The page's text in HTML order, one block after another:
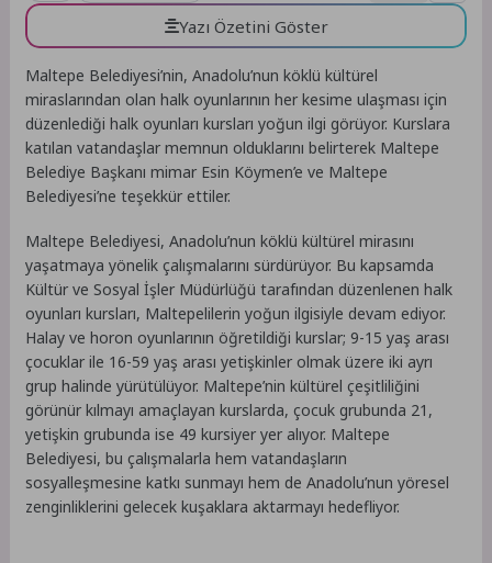
Yazı Özetini Göster
Maltepe Belediyesi’nin, Anadolu’nun köklü kültürel
miraslarından olan halk oyunlarının her kesime ulaşması için
düzenlediği halk oyunları kursları yoğun ilgi görüyor. Kurslara
katılan vatandaşlar memnun olduklarını belirterek Maltepe
Belediye Başkanı mimar Esin Köymen’e ve Maltepe
Belediyesi’ne teşekkür ettiler.
Maltepe Belediyesi, Anadolu’nun köklü kültürel mirasını
yaşatmaya yönelik çalışmalarını sürdürüyor. Bu kapsamda
Kültür ve Sosyal İşler Müdürlüğü tarafından düzenlenen halk
oyunları kursları, Maltepelilerin yoğun ilgisiyle devam ediyor.
Halay ve horon oyunlarının öğretildiği kurslar; 9-15 yaş arası
çocuklar ile 16-59 yaş arası yetişkinler olmak üzere iki ayrı
grup halinde yürütülüyor. Maltepe’nin kültürel çeşitliliğini
görünür kılmayı amaçlayan kurslarda, çocuk grubunda 21,
yetişkin grubunda ise 49 kursiyer yer alıyor. Maltepe
Belediyesi, bu çalışmalarla hem vatandaşların
sosyalleşmesine katkı sunmayı hem de Anadolu’nun yöresel
zenginliklerini gelecek kuşaklara aktarmayı hedefliyor.